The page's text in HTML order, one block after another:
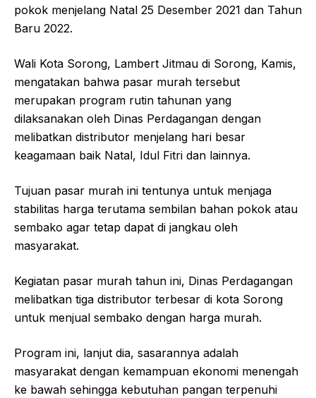
pokok menjelang Natal 25 Desember 2021 dan Tahun
Baru 2022.
Wali Kota Sorong, Lambert Jitmau di Sorong, Kamis,
mengatakan bahwa pasar murah tersebut
merupakan program rutin tahunan yang
dilaksanakan oleh Dinas Perdagangan dengan
melibatkan distributor menjelang hari besar
keagamaan baik Natal, Idul Fitri dan lainnya.
Tujuan pasar murah ini tentunya untuk menjaga
stabilitas harga terutama sembilan bahan pokok atau
sembako agar tetap dapat di jangkau oleh
masyarakat.
Kegiatan pasar murah tahun ini, Dinas Perdagangan
melibatkan tiga distributor terbesar di kota Sorong
untuk menjual sembako dengan harga murah.
Program ini, lanjut dia, sasarannya adalah
masyarakat dengan kemampuan ekonomi menengah
ke bawah sehingga kebutuhan pangan terpenuhi